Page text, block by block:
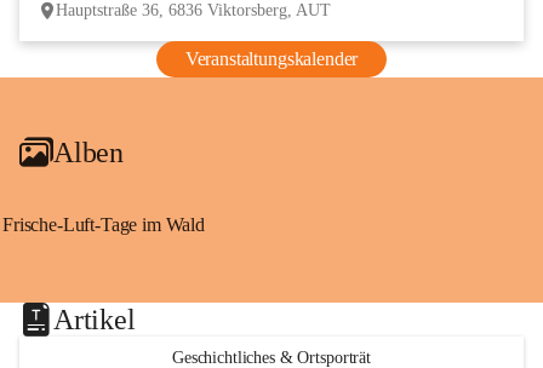
Hauptstraße 36, 6836 Viktorsberg, AUT
Veranstaltungskalender
Alben
Frische-Luft-Tage im Wald
Artikel
Geschichtliches & Ortsporträt